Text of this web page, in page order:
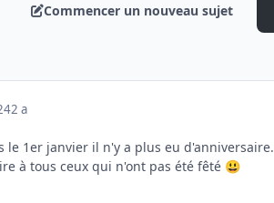
Commencer un nouveau sujet
2 a
le 1er janvier il n'y a plus eu d'anniversaire.
à tous ceux qui n'ont pas été fêté 😃